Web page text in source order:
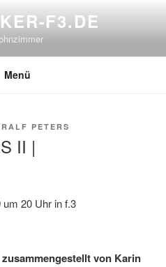
F3.DE
Menü
RALF PETERS
II |
20 Uhr in f.3
von Karin